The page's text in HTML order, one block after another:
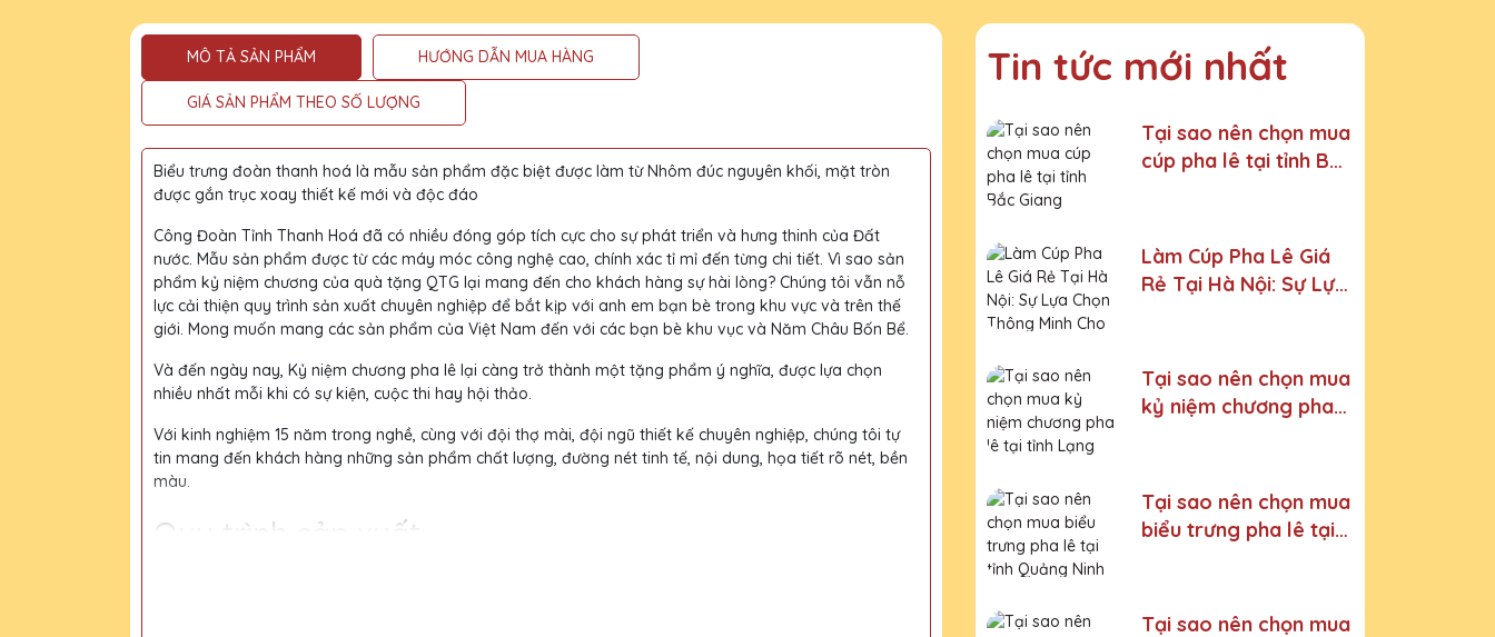
MÔ TẢ SẢN PHẨM HƯỚNG DẪN MUA HÀNG
GIÁ SẢN PHẨM THEO SỐ LƯỢNG
Biểu trưng đoàn thanh hoá là mẫu sản phẩm đặc biệt được làm từ Nhôm đúc nguyên khối, mặt tròn
được gắn trục xoay thiết kế mới và độc đáo
Công Đoàn Tỉnh Thanh Hoá đã có nhiều đóng góp tích cực cho sự phát triển và hưng thinh của Đất
nước. Mẫu sản phẩm được từ các máy móc công nghệ cao, chính xác tỉ mỉ đến từng chi tiết. Vì sao sản
phẩm kỷ niệm chương của quà tặng QTG lại mang đến cho khách hàng sự hài lòng? Chúng tôi vẫn nỗ
lực cải thiện quy trình sản xuất chuyên nghiệp để bắt kịp với anh em bạn bè trong khu vực và trên thế
giới. Mong muốn mang các sản phẩm của Việt Nam đến với các bạn bè khu vục và Năm Châu Bốn Bể.
Và đến ngày nay, Kỷ niệm chương pha lê lại càng trở thành một tặng phẩm ý nghĩa, được lựa chọn
nhiều nhất mỗi khi có sự kiện, cuộc thi hay hội thảo.
Với kinh nghiệm 15 năm trong nghề, cùng với đội thợ mài, đội ngũ thiết kế chuyên nghiệp, chúng tôi tự
tin mang đến khách hàng những sản phẩm chất lượng, đường nét tinh tế, nội dung, họa tiết rõ nét, bền
màu.
Quy trình sản xuất
Tin tức mới nhất
Tại sao nên chọn mua
cúp pha lê tại tỉnh Bắc
Làm Cúp Pha Lê Giá
Rẻ Tại Hà Nội: Sự Lựa
Tại sao nên chọn mua
kỷ niệm chương pha
Tại sao nên chọn mua
biểu trưng pha lê tại
Tại sao nên chọn mua